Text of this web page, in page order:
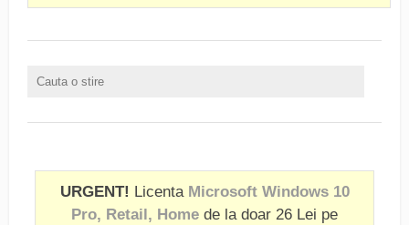
URGENT! Licenta Microsoft Windows 10
Pro, Retail, Home de la doar 26 Lei pe